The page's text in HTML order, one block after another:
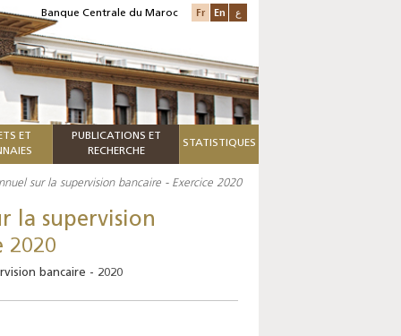
Banque Centrale du Maroc Fr En ع
ET
PUBLICATIONS ET
RECHERCHE
STATISTIQUES
sur la supervision bancaire - Exercice 2020
la supervision
2020
bancaire - 2020